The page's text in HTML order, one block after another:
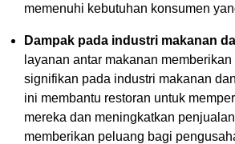
memenuhi kebutuhan konsumen
Dampak pada industri makanan
layanan antar makanan
signifikan pada industri makanan
ini membantu restoran untuk
mereka dan meningkatkan
memberikan peluang bagi